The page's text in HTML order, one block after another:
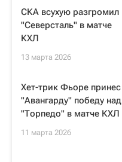
СКА всухую разгромил
"Северсталь" в матче
КХЛ
13 марта 2026
Хет-трик Фьоре принес
"Авангарду" победу над
"Торпедо" в матче КХЛ
11 марта 2026